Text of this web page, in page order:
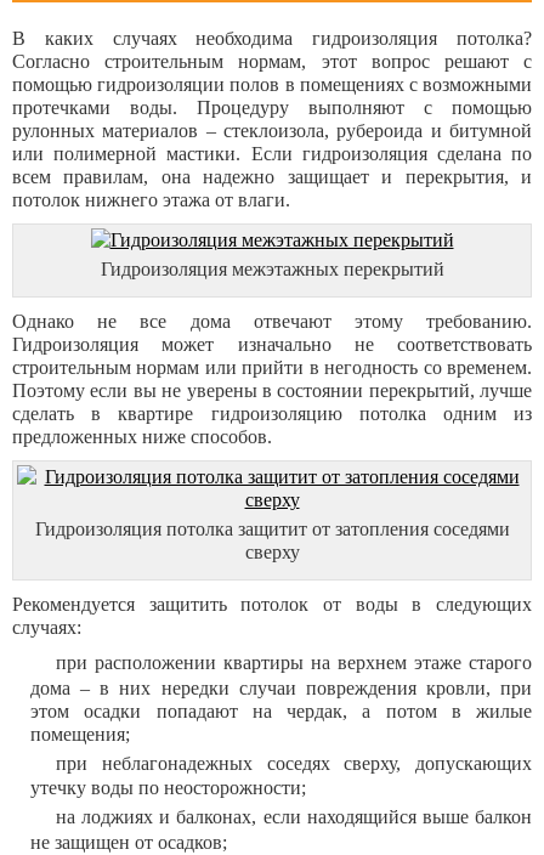
В каких случаях необходима гидроизоляция потолка?
Согласно строительным нормам, этот вопрос решают с
помощью гидроизоляции полов в помещениях с возможными
протечками воды. Процедуру выполняют с помощью
рулонных материалов – стеклоизола, рубероида и битумной
или полимерной мастики. Если гидроизоляция сделана по
всем правилам, она надежно защищает и перекрытия, и
потолок нижнего этажа от влаги.
Гидроизоляция межэтажных перекрытий
Однако не все дома отвечают этому требованию.
Гидроизоляция может изначально не соответствовать
строительным нормам или прийти в негодность со временем.
Поэтому если вы не уверены в состоянии перекрытий, лучше
сделать в квартире гидроизоляцию потолка одним из
предложенных ниже способов.
Гидроизоляция потолка защитит от затопления соседями
сверху
Рекомендуется защитить потолок от воды в следующих
случаях:
при расположении квартиры на верхнем этаже старого
дома – в них нередки случаи повреждения кровли, при
этом осадки попадают на чердак, а потом в жилые
помещения;
при неблагонадежных соседях сверху, допускающих
утечку воды по неосторожности;
на лоджиях и балконах, если находящийся выше балкон
не защищен от осадков;